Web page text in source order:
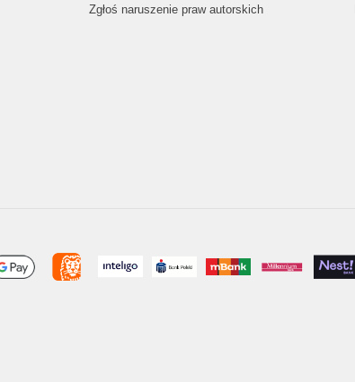
Zgłoś naruszenie praw autorskich